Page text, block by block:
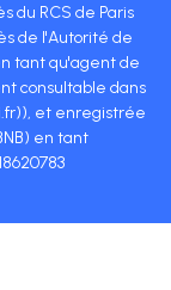
du RCS de Paris
de l'Autorité de
tant qu'agent de
consultable dans
et enregistrée
en tant